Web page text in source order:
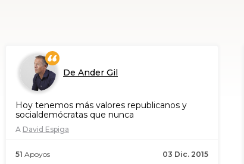
De Ander Gil
Hoy tenemos más valores republicanos y
socialdemócratas que nunca
A David Espiga
03 Dic. 2015
51 Apoyos